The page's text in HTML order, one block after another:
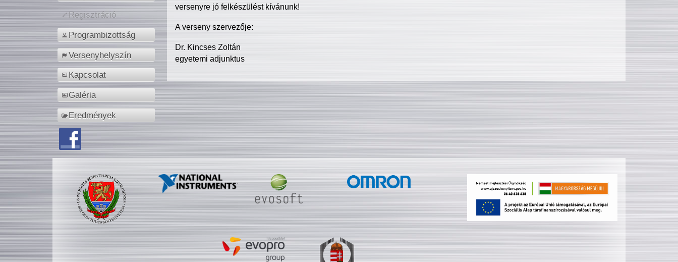
Regisztráció
Programbizottság
Versenyhelyszín
Kapcsolat
Galéria
Eredmények
versenyre jó felkészülést kívánunk!
A verseny szervezője:
Dr. Kincses Zoltán
egyetemi adjunktus